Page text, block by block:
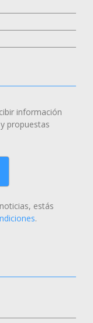
información
propuestas
estás
.